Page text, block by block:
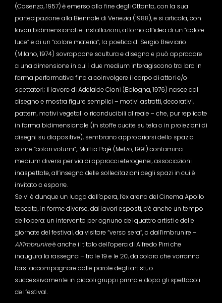
(Cosenza, 1957) è emerso alla fine degli Ottanta, con la sua
partecipazione alla Biennale di Venezia (1988), e si articola, con
lavori bidimensionali e installazioni, attorno all’idea di un “colore
luce” e di un “colore materia”; la poetica di Sergio Breviario
(Milano, 1974) sovrappone scultura e disegno e può approdare
a una dimensione in cui i due medium interagiscono tra loro in
forma performativa fino a coinvolgere il corpo di attori e/o
spettatori; il lavoro di Adelaide Cioni (Bologna, 1976) nasce dal
disegno e mostra figure semplici – motivi astratti, decorativi,
pattern, motivi vegetali o riconducibili al reale – che, pur replicate
in forma bidimensionale (in stoffe cucite su tela o in proiezioni di
disegni su diapositive), sembrano appropriarsi dello spazio
come “colori volumi”; Mattia Pajè (Melzo, 1991) contamina
medium diversi per via di approcci eterogenei, associazioni
inaspettate, all’insegna delle sollecitazioni degli spazi in cui è
invitato a esporre.
Se vi è dunque un luogo dell’opera, l’ex arena del Cinema Apollo
toccata, in forme diverse, dai lavori esposti, c’è anche un tempo
dell’opera: un intervento per ognuno dei quattro artisti e delle
giornate del festival, da visitare “verso sera”, o dall’imbrunire –
All’imbrunireè anche il titolo dell’opera di Alfredo Pirri che
inaugura la rassegna – tra le 19 e le 20, da coloro che vorranno
farsi accompagnare dalle parole degli artisti, o
successivamente in piccoli gruppi prima e dopo gli spettacoli
del festival.